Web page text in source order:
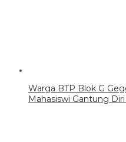
Warga BTP Blok G
Mahasiswi Gantung